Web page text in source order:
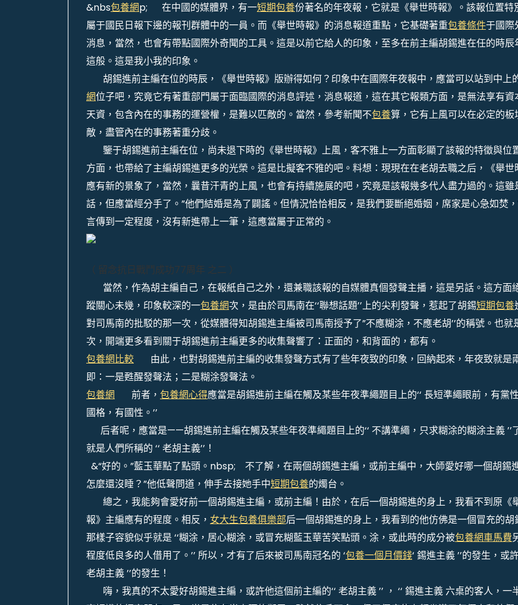
&nbs包養網p; 在中國的媒體界，有一短期包養份著名的年夜報，它就是《舉世時報》。該報位置特
屬于國民日報下邊的報刊群體中的一員。而《舉世時報》的消息報道重點，它基礎著重包養條件于國際
消息，當然，也會有帶點國際外奇聞的工具。這是以前它給人的印象，至多在前主編胡錫進在任的時辰
這般。這是我小我的印象。
胡錫進前主編在位的時辰，《舉世時報》版辦得如何？印象中在國際年夜報中，應當可以站到中上
網位子吧，究竟它有著重部門屬于面臨國際的消息評述，消息報道，這在其它報類方面，是無法享有資
天資，包含內在的事務的運營權，是難以匹敵的。當然，參考新聞不包養算，它有上風可以在必定的板
敵，盡管內在的事務著重分歧。
鑒于胡錫進前主編在位，尚未退下時的《舉世時報》上風，客不雅上一方面彰顯了該報的特徵與位
方面，也帶給了主編胡錫進更多的光榮。這是比擬客不雅的吧。料想：現現在在老胡去職之后，《舉世
應有新的景象了，當然，曩昔汗青的上風，也會有持續施展的吧，究竟是該報幾多代人盡力過的。這雖
話，但應當經分手了。”他們結婚是為了闢謠。但情況恰恰相反，是我們要斷絕婚姻，席家是心急如焚
言傳到一定程度，沒有新進帶上一筆，這應當屬于正常的。
（ 留念抗日戰鬥成功77周年 之二 ）
當然，作為胡主編自己，在報紙自己之外，還兼職該報的自媒體真個發聲主播，這是另話。這方面
蹤關心未幾，印象較深的一包養網次，是由於司馬南在‘‘聯想話題’’上的尖利發聲，惹起了胡錫短期包養
對司馬南的批駁的那一次，從媒體得知胡錫進主編被司馬南授予了”不應糊涂，不應老胡’’的稱號。也就
次，開端更多看到關于胡錫進前主編更多的收集聲響了：正面的，和背面的，都有。
包養網比較 由此，也對胡錫進前主編的收集發聲方式有了些年夜致的印象，回納起來，年夜致就是
即：一是甦醒發聲法；二是糊涂發聲法。
包養網 前者， 包養網心得應當是胡錫進前主編在觸及某些年夜準繩題目上的‘‘ 長短準繩眼前，有黨
國格，有國性。’’
后者呢，應當是——胡錫進前主編在觸及某些年夜準繩題目上的‘‘ 不講準繩，只求糊涂的糊涂主義 ’’
就是人們所稱的 ‘‘ 老胡主義’’！
&“好的。”藍玉華點了點頭。nbsp; 不了解，在兩個胡錫進主編，或前主編中，大師愛好哪一個胡錫
怎麼還沒睡？”他低聲問道，伸手去接她手中短期包養的燭台。
總之，我能夠會愛好前一個胡錫進主編，或前主編！由於，在后一個胡錫進的身上，我看不到原《
報》主編應有的程度。相反， 女大生包養俱樂部后一個胡錫進的身上，我看到的他仿佛是一個冒充的胡
那樣子容貌似乎就是 ‘‘糊涂，居心糊涂，或冒充糊藍玉華苦笑點頭。涂，或此時的成分被包養網車馬費
程度低良多的人借用了。’’ 所以，才有了后來被司馬南冠名的 ‘包養一個月價錢‘ 錫進主義 ’’的發生，或許
老胡主義 ’’的發生！
嗨，我真的不太愛好胡錫進主編，或許他這個前主編的‘‘ 老胡主義 ’’ ， ‘‘ 錫進主義 六桌的客人，一